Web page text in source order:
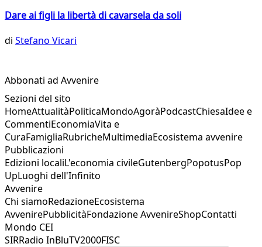
Dare ai figli la libertà di cavarsela da soli
di Stefano Vicari
Abbonati ad Avvenire
Sezioni del sito
HomeAttualitàPoliticaMondoAgoràPodcastChiesaIdee e
CommentiEconomiaVita e
CuraFamigliaRubricheMultimediaEcosistema avvenire
Pubblicazioni
Edizioni localiL'economia civileGutenbergPopotusPop
UpLuoghi dell'Infinito
Avvenire
Chi siamoRedazioneEcosistema
AvvenirePubblicitàFondazione AvvenireShopContatti
Mondo CEI
SIRRadio InBluTV2000FISC